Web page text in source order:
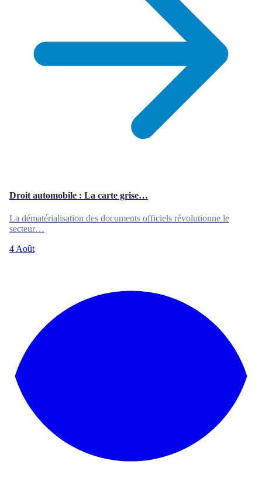
Droit automobile : La carte grise…
La dématérialisation des documents officiels révolutionne le
secteur…
4 Août